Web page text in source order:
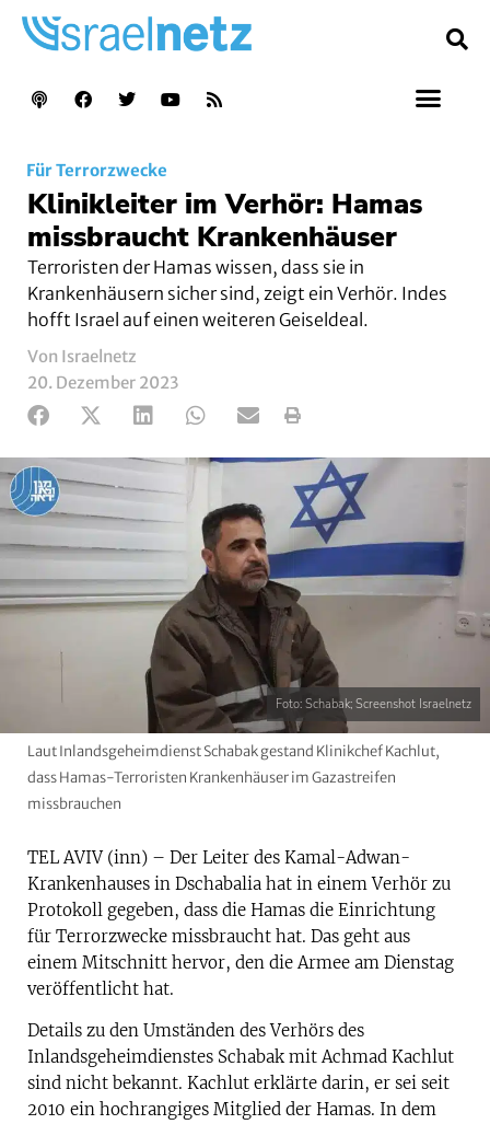
Für Terrorzwecke
Klinikleiter im Verhör: Hamas
missbraucht Krankenhäuser
Terroristen der Hamas wissen, dass sie in
Krankenhäusern sicher sind, zeigt ein Verhör. Indes
hofft Israel auf einen weiteren Geiseldeal.
Von Israelnetz
20. Dezember 2023
Foto: Schabak; Screenshot Israelnetz
Laut Inlandsgeheimdienst Schabak gestand Klinikchef Kachlut,
dass Hamas-Terroristen Krankenhäuser im Gazastreifen
missbrauchen
TEL AVIV (inn) – Der Leiter des Kamal-Adwan-
Krankenhauses in Dschabalia hat in einem Verhör zu
Protokoll gegeben, dass die Hamas die Einrichtung
für Terrorzwecke missbraucht hat. Das geht aus
einem Mitschnitt hervor, den die Armee am Dienstag
veröffentlicht hat.
Details zu den Umständen des Verhörs des
Inlandsgeheimdienstes Schabak mit Achmad Kachlut
sind nicht bekannt. Kachlut erklärte darin, er sei seit
2010 ein hochrangiges Mitglied der Hamas. In dem